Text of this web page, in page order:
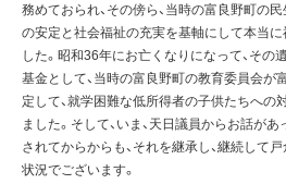
務めておられ、その傍ら、当時の富良野町の
の安定と社会福祉の充実を基軸にして本当
した。昭和36年にお亡くなりになって、その
基金として、当時の富良野町の教育委員会が
定して、就学困難な低所得者の子供たちへの
ました。そして、いま、天日議員からお話が
されてからからも、それを継承し、継続して
状況でございます。